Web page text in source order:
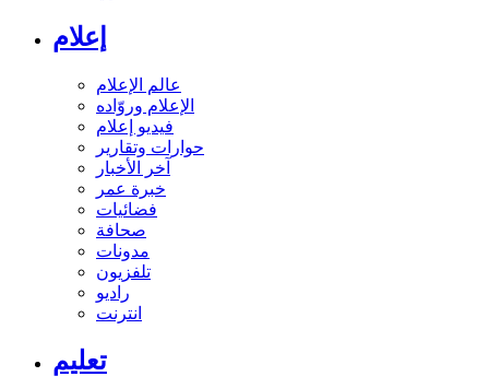
إعلام
عالم الإعلام
الإعلام وروّاده
فيديو إعلام
حوارات وتقارير
آخر الأخبار
خبرة عمر
فضائيات
صحافة
مدونات
تلفزيون
راديو
انترنت
تعليم